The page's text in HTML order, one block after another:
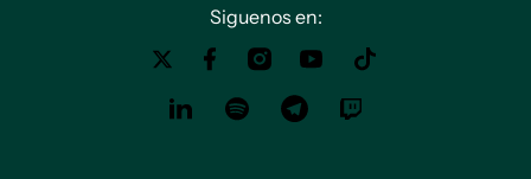
Siguenos en: